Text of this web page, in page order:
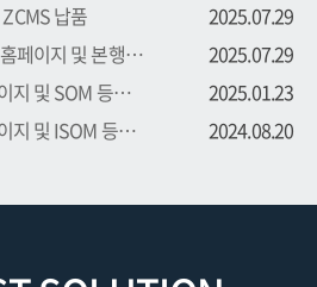
납품
2025.07.29
2025 APEC정상회의 공식 홈페이지 및 본행사 등록시스템 프로...
2025.07.29
2025 APEC정상회의 홈페이지 및 SOM 등록시스템 프로젝트 수주
2025.01.23
2025 APEC정상회의 홈페이지 및 ISOM 등록시스템 프로젝트 수주
2024.08.20